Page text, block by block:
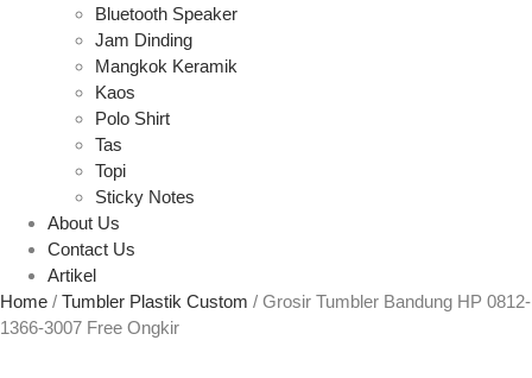
Bluetooth Speaker
Jam Dinding
Mangkok Keramik
Kaos
Polo Shirt
Tas
Topi
Sticky Notes
About Us
Contact Us
Artikel
Home / Tumbler Plastik Custom / Grosir Tumbler Bandung HP 0812-
1366-3007 Free Ongkir